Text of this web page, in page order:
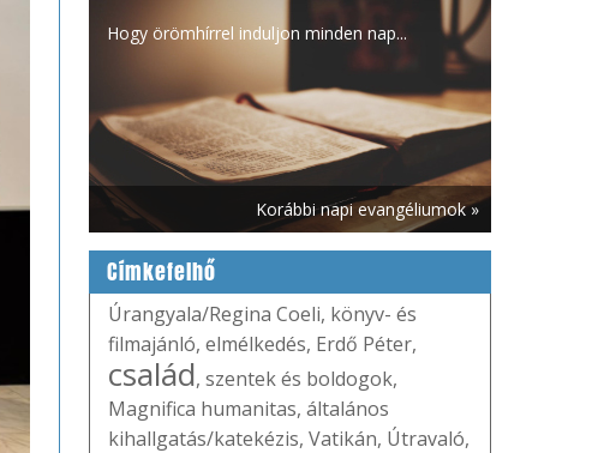
Hogy örömhírrel induljon minden nap...
Korábbi napi evangéliumok »
Címkefelhő
Úrangyala/Regina Coeli, könyv- és
filmajánló, elmélkedés, Erdő Péter,
család, szentek és boldogok,
Magnifica humanitas, általános
kihallgatás/katekézis, Vatikán, Útravaló,